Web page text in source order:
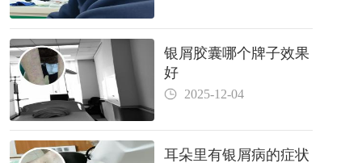
银屑胶囊哪个牌子效果
好
2025-12-04
耳朵里有银屑病的症状